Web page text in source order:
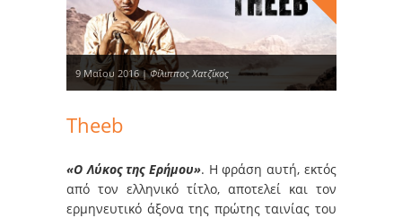
9 Μαΐου 2016 |Φίλιππος Χατζίκος
Theeb
«Ο Λύκος της Ερήμου». Η φράση αυτή, εκτός
από τον ελληνικό τίτλο, αποτελεί και τον
ερμηνευτικό άξονα της πρώτης ταινίας του